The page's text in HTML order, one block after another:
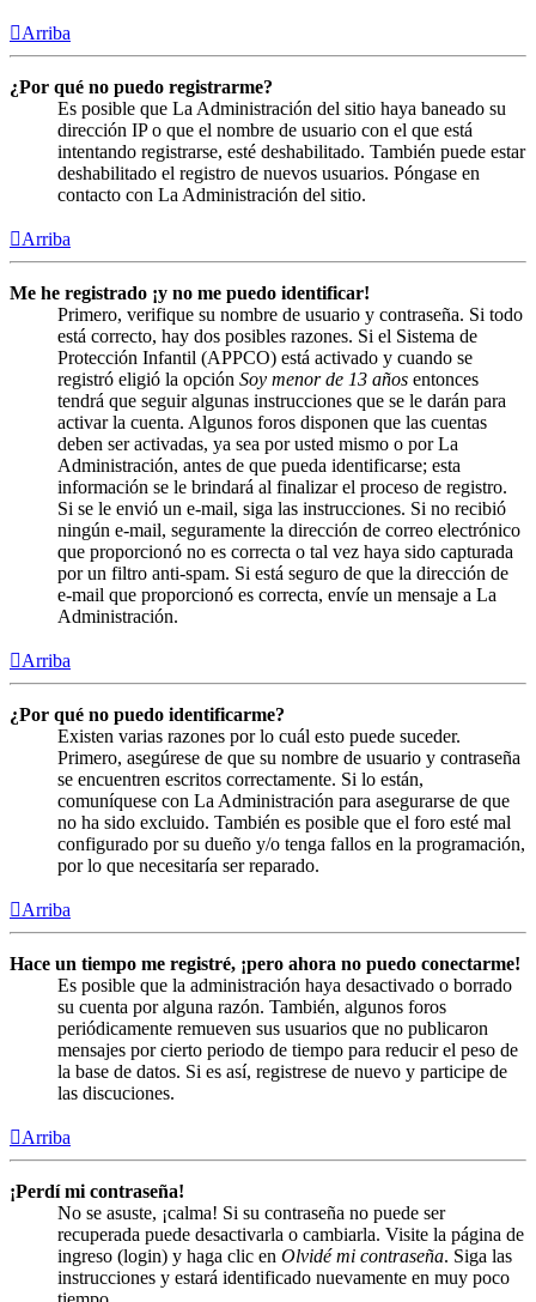
Arriba
¿Por qué no puedo registrarme?
Es posible que La Administración del sitio haya baneado su
dirección IP o que el nombre de usuario con el que está
intentando registrarse, esté deshabilitado. También puede estar
deshabilitado el registro de nuevos usuarios. Póngase en
contacto con La Administración del sitio.
Arriba
Me he registrado ¡y no me puedo identificar!
Primero, verifique su nombre de usuario y contraseña. Si todo
está correcto, hay dos posibles razones. Si el Sistema de
Protección Infantil (APPCO) está activado y cuando se
registró eligió la opción Soy menor de 13 años entonces
tendrá que seguir algunas instrucciones que se le darán para
activar la cuenta. Algunos foros disponen que las cuentas
deben ser activadas, ya sea por usted mismo o por La
Administración, antes de que pueda identificarse; esta
información se le brindará al finalizar el proceso de registro.
Si se le envió un e-mail, siga las instrucciones. Si no recibió
ningún e-mail, seguramente la dirección de correo electrónico
que proporcionó no es correcta o tal vez haya sido capturada
por un filtro anti-spam. Si está seguro de que la dirección de
e-mail que proporcionó es correcta, envíe un mensaje a La
Administración.
Arriba
¿Por qué no puedo identificarme?
Existen varias razones por lo cuál esto puede suceder.
Primero, asegúrese de que su nombre de usuario y contraseña
se encuentren escritos correctamente. Si lo están,
comuníquese con La Administración para asegurarse de que
no ha sido excluido. También es posible que el foro esté mal
configurado por su dueño y/o tenga fallos en la programación,
por lo que necesitaría ser reparado.
Arriba
Hace un tiempo me registré, ¡pero ahora no puedo conectarme!
Es posible que la administración haya desactivado o borrado
su cuenta por alguna razón. También, algunos foros
periódicamente remueven sus usuarios que no publicaron
mensajes por cierto periodo de tiempo para reducir el peso de
la base de datos. Si es así, registrese de nuevo y participe de
las discuciones.
Arriba
¡Perdí mi contraseña!
No se asuste, ¡calma! Si su contraseña no puede ser
recuperada puede desactivarla o cambiarla. Visite la página de
ingreso (login) y haga clic en Olvidé mi contraseña. Siga las
instrucciones y estará identificado nuevamente en muy poco